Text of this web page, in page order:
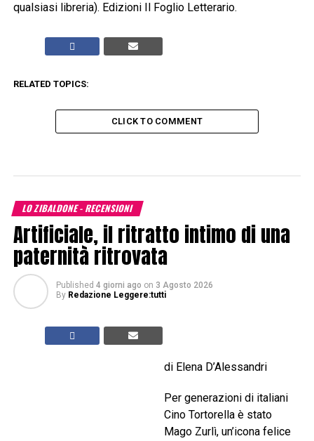
qualsiasi libreria). Edizioni Il Foglio Letterario.
RELATED TOPICS:
CLICK TO COMMENT
LO ZIBALDONE - RECENSIONI
Artificiale, il ritratto intimo di una
paternità ritrovata
Published 4 giorni ago on 3 Agosto 2026
By Redazione Leggere:tutti
di Elena D’Alessandri
Per generazioni di italiani
Cino Tortorella è stato
Mago Zurlì, un’icona felice